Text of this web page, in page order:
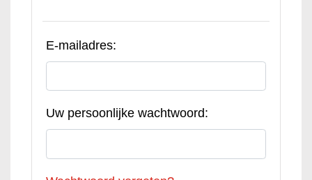
E-mailadres:
Uw persoonlijke wachtwoord: